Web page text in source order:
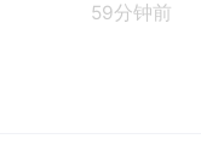
59分钟前